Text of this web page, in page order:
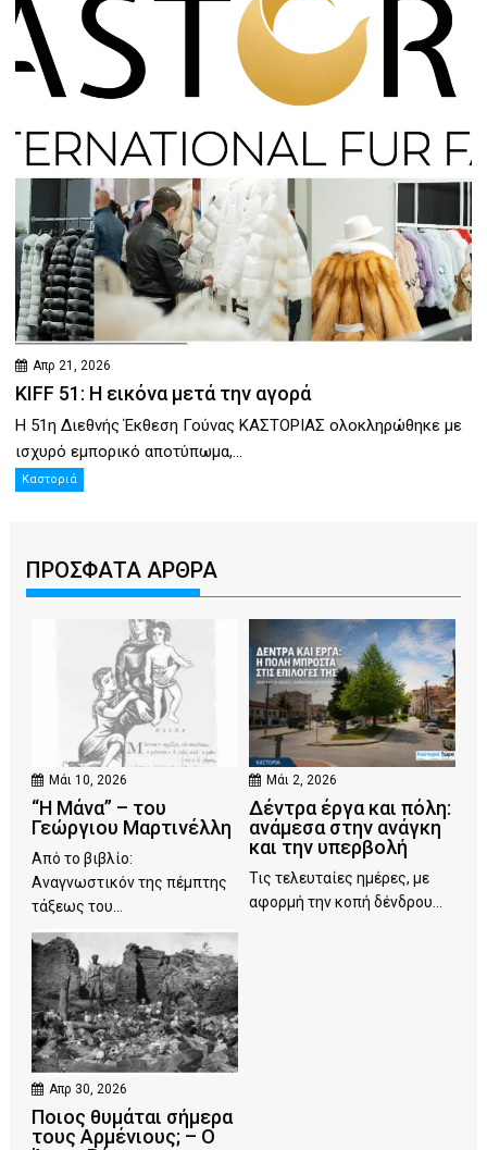
Απρ 21, 2026
KIFF 51: Η εικόνα μετά την αγορά
Η 51η Διεθνής Έκθεση Γούνας ΚΑΣΤΟΡΙΑΣ ολοκληρώθηκε με
ισχυρό εμπορικό αποτύπωμα,...
Καστοριά
ΠΡΟΣΦΑΤΑ ΑΡΘΡΑ
Μάι 10, 2026
“Η Μάνα” – του
Γεώργιου Μαρτινέλλη
Από το βιβλίο:
Αναγνωστικόν της πέμπτης
τάξεως του...
Μάι 2, 2026
Δέντρα έργα και πόλη:
ανάμεσα στην ανάγκη
και την υπερβολή
Τις τελευταίες ημέρες, με
αφορμή την κοπή δένδρου...
Απρ 30, 2026
Ποιος θυμάται σήμερα
τους Αρμένιους; – Ο